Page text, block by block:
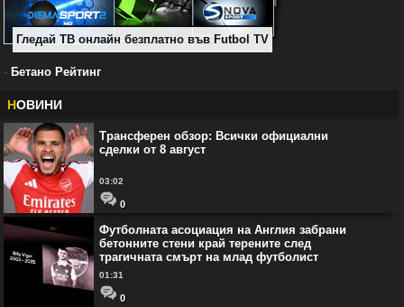
Гледай ТВ онлайн безплатно във Futbol TV
- Бетано Рейтинг
НОВИНИ
Трансферен обзор: Всички официални
сделки от 8 август
03:02
0
Футболната асоциация на Англия забрани
бетонните стени край терените след
трагичната смърт на млад футболист
01:31
0